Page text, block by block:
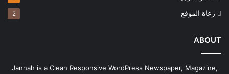
رعاة الموقع 2
ABOUT
Jannah is a Clean Responsive WordPress Newspaper, Magazine,